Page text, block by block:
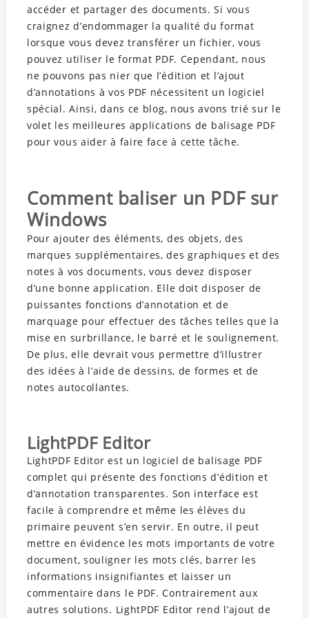
accéder et partager des documents. Si vous
craignez d’endommager la qualité du format
lorsque vous devez transférer un fichier, vous
pouvez utiliser le format PDF. Cependant, nous
ne pouvons pas nier que l’édition et l’ajout
d’annotations à vos PDF nécessitent un logiciel
spécial. Ainsi, dans ce blog, nous avons trié sur le
volet les meilleures applications de balisage PDF
pour vous aider à faire face à cette tâche.
Comment baliser un PDF sur
Windows
Pour ajouter des éléments, des objets, des
marques supplémentaires, des graphiques et des
notes à vos documents, vous devez disposer
d’une bonne application. Elle doit disposer de
puissantes fonctions d’annotation et de
marquage pour effectuer des tâches telles que la
mise en surbrillance, le barré et le soulignement.
De plus, elle devrait vous permettre d’illustrer
des idées à l’aide de dessins, de formes et de
notes autocollantes.
LightPDF Editor
LightPDF Editor est un logiciel de balisage PDF
complet qui présente des fonctions d’édition et
d’annotation transparentes. Son interface est
facile à comprendre et même les élèves du
primaire peuvent s’en servir. En outre, il peut
mettre en évidence les mots importants de votre
document, souligner les mots clés, barrer les
informations insignifiantes et laisser un
commentaire dans le PDF. Contrairement aux
autres solutions. LightPDF Editor rend l’ajout de